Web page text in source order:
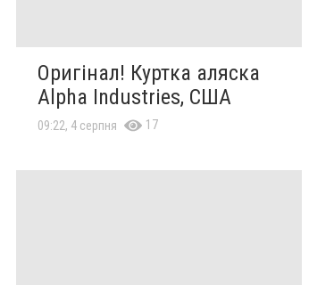
Оригінал! Куртка аляска
Alpha Industries, США
09:22, 4 серпня 17